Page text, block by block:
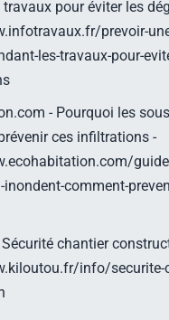
pour éviter les
prevoir-
les-travaux-pour-
- Pourquoi les
ces infiltrations -
inondent-comment-
chantier
info/securite-